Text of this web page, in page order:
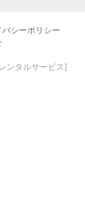
バシーポリシー
ンタルサービス]